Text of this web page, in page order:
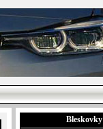
Bleskovky